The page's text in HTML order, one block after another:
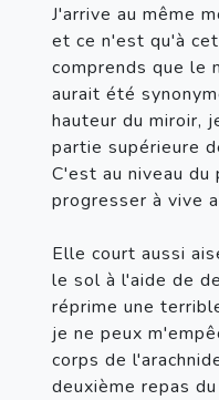
J'arrive au même
et ce n'est qu'à
comprends que le
aurait été
hauteur du miroir,
partie supérieure
C'est au niveau
progresser à vive
Elle court aussi
le sol à l'aide de
réprime une
je ne peux
corps de
deuxième repas